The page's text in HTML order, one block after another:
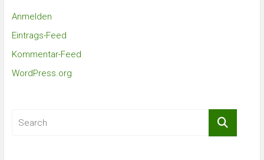
Anmelden
Eintrags-Feed
Kommentar-Feed
WordPress.org